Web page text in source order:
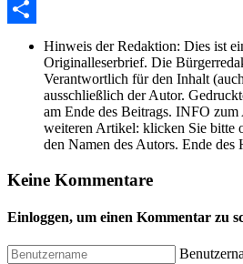
WhatsApp
Hinweis der Redaktion: Dies ist
Originalleserbrief. Die
Verantwortlich für den Inhalt
ausschließlich der Autor.
am Ende des Beitrags. INFO zum
weiteren Artikel: klicken Sie bitte
den Namen des Autors. Ende des
Keine Kommentare
Einloggen, um einen Kommentar zu